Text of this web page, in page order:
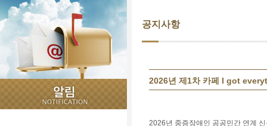
공지사항
2026년 제1차 카페 I got
2026년 중증장애인 공공민간 연계